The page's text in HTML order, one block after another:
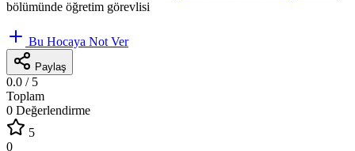
bölümünde öğretim görevlisi
Bu Hocaya Not Ver
Paylaş
0.0 / 5
Toplam
0 Değerlendirme
5
0